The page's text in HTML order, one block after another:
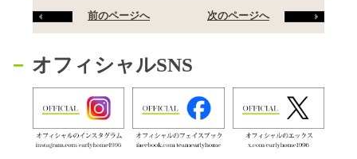
次のページへ
前のページへ
オフィシャルSNS